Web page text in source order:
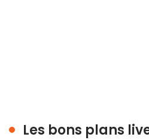
Les bons plans